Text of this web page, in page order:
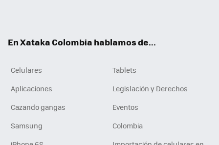
En Xataka Colombia hablamos de...
Celulares
Tablets
Aplicaciones
Legislación y Derechos
Cazando gangas
Eventos
Samsung
Colombia